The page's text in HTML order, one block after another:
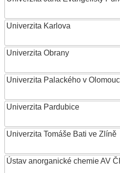
Univerzita Karlova
Univerzita Obrany
Univerzita Palackého v
Univerzita Pardubice
Univerzita Tomáše Bati ve Zlíně
Ústav anorganické chemie AV